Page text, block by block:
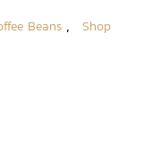
Beans , Shop